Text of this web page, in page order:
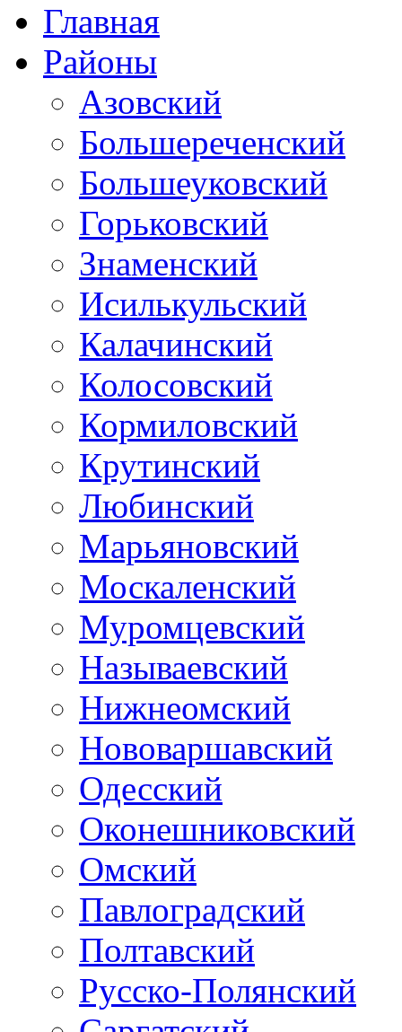
Главная
Районы
Азовский
Большереченский
Большеуковский
Горьковский
Знаменский
Исилькульский
Калачинский
Колосовский
Кормиловский
Крутинский
Любинский
Марьяновский
Москаленский
Муромцевский
Называевский
Нижнеомский
Нововаршавский
Одесский
Оконешниковский
Омский
Павлоградский
Полтавский
Русско-Полянский